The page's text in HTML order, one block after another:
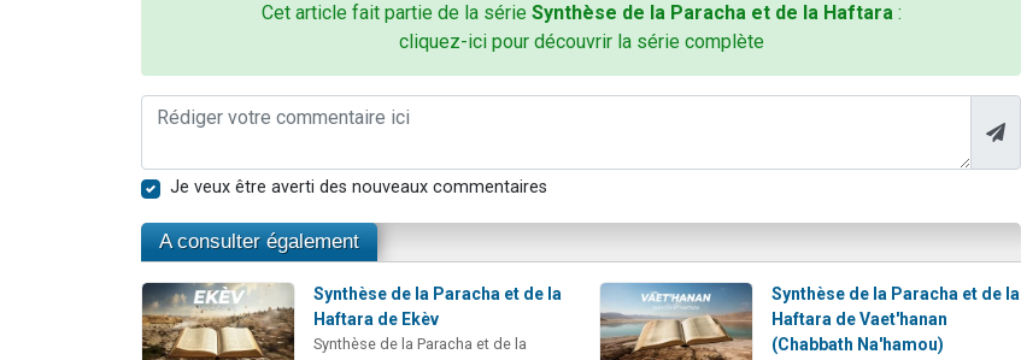
Cet article fait partie de la série Synthèse de la Paracha et de la Haftara:
cliquez-ici pour découvrir la série complète
Je veux être averti des nouveaux commentaires
A consulter également
Synthèse de la Paracha et de la
Haftara de Ekèv
Synthèse de la Paracha et de la
Synthèse de la Paracha et de la
Haftara de Vaet'hanan
(Chabbath Na'hamou)